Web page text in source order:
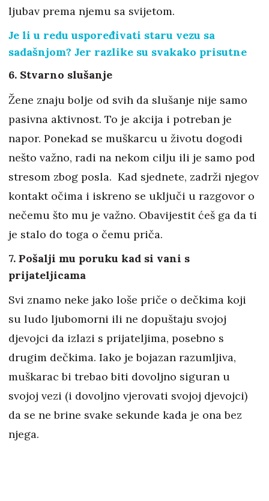
ljubav prema njemu sa svijetom.
Je li u redu uspoređivati staru vezu sa
sadašnjom? Jer razlike su svakako prisutne
6. Stvarno slušanje
Žene znaju bolje od svih da slušanje nije samo
pasivna aktivnost. To je akcija i potreban je
napor. Ponekad se muškarcu u životu dogodi
nešto važno, radi na nekom cilju ili je samo pod
stresom zbog posla. Kad sjednete, zadrži njegov
kontakt očima i iskreno se uključi u razgovor o
nečemu što mu je važno. Obavijestit ćeš ga da ti
je stalo do toga o čemu priča.
7. Pošalji mu poruku kad si vani s
prijateljicama
Svi znamo neke jako loše priče o dečkima koji
su ludo ljubomorni ili ne dopuštaju svojoj
djevojci da izlazi s prijateljima, posebno s
drugim dečkima. Iako je bojazan razumljiva,
muškarac bi trebao biti dovoljno siguran u
svojoj vezi (i dovoljno vjerovati svojoj djevojci)
da se ne brine svake sekunde kada je ona bez
njega.